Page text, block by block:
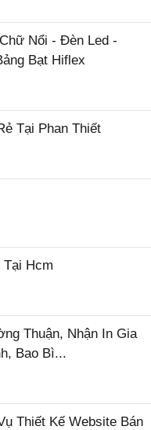
Nổi - Đèn Led -
Bạt Hiflex
Tại Phan Thiết
Tại Hcm
Thuận, Nhận In Gia
Bao Bì...
Thiết Kế Website Bán